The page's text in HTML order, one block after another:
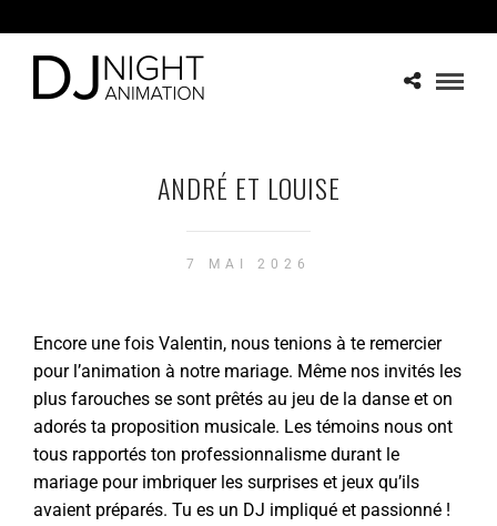
ANDRÉ ET LOUISE
7 MAI 2026
Encore une fois Valentin, nous tenions à te remercier
pour l’animation à notre mariage. Même nos invités les
plus farouches se sont prêtés au jeu de la danse et on
adorés ta proposition musicale. Les témoins nous ont
tous rapportés ton professionnalisme durant le
mariage pour imbriquer les surprises et jeux qu’ils
avaient préparés. Tu es un DJ impliqué et passionné !